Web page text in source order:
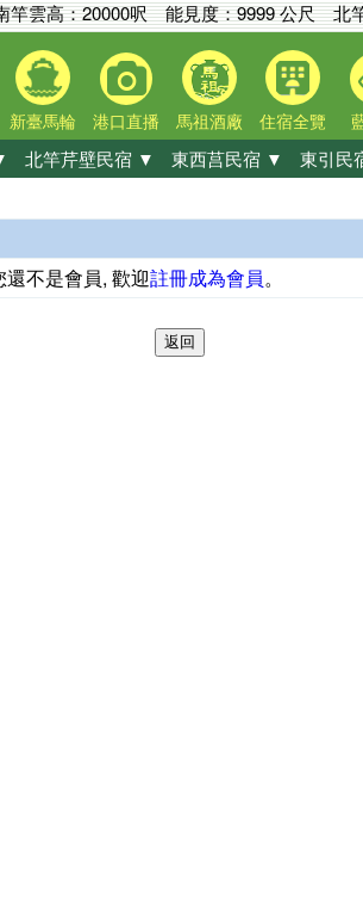
竿雲高：20000呎能見度：9999 公尺北竿
新臺馬輪 港口直播 馬祖酒廠 住宿全覽
北竿芹壁民宿 ▼ 東西莒民宿 ▼ 東引民
不是會員, 歡迎註冊成為會員。